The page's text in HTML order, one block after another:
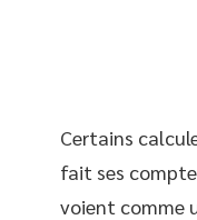
Certains
fait ses
voient comme